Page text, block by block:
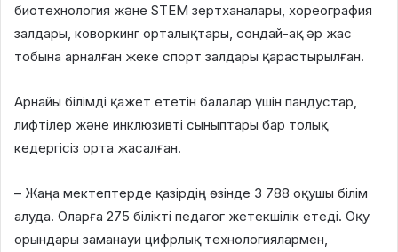
биотехнология және STEM зертханалары, хореография
залдары, коворкинг орталықтары, сондай-ақ әр жас
тобына арналған жеке спорт залдары қарастырылған.
Арнайы білімді қажет ететін балалар үшін пандустар,
лифтілер және инклюзивті сыныптары бар толық
кедергісіз орта жасалған.
– Жаңа мектептерде қазірдің өзінде 3 788 оқушы білім
алуда. Оларға 275 білікті педагог жетекшілік етеді. Оқу
орындары заманауи цифрлық технологиялармен,